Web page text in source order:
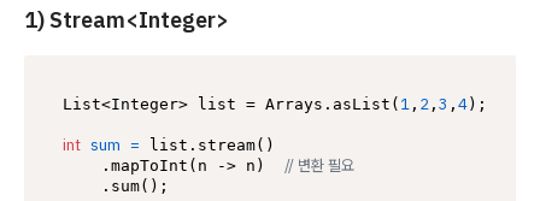
1) Stream<Integer>
List<Integer> list = Arrays.asList( 1 , 2 , 3 , 4);
int sum = list.stream()
    .mapToInt(n -> n)
// 변환 필요